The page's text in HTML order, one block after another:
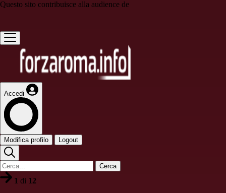
Questo sito contribuisce alla audience de
Accedi
Modifica profilo Logout
Cerca
1 di 12